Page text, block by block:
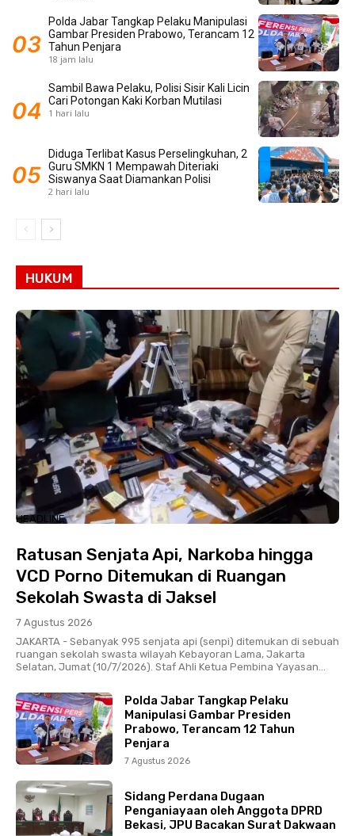
Polda Jabar Tangkap Pelaku Manipulasi
Gambar Presiden Prabowo, Terancam 12
Tahun Penjara
18 jam lalu
Sambil Bawa Pelaku, Polisi Sisir Kali Licin
Cari Potongan Kaki Korban Mutilasi
1 hari lalu
Diduga Terlibat Kasus Perselingkuhan, 2
Guru SMKN 1 Mempawah Diteriaki
Siswanya Saat Diamankan Polisi
2 hari lalu
HUKUM
HEADLINE
Ratusan Senjata Api, Narkoba hingga
VCD Porno Ditemukan di Ruangan
Sekolah Swasta di Jaksel
7 Agustus 2026
JAKARTA - Sebanyak 995 senjata api (senpi) ditemukan di sebuah
ruangan sekolah swasta wilayah Kebayoran Lama, Jakarta
Selatan, Jumat (10/7/2026). Staf Ahli Ketua Pembina Yayasan...
Polda Jabar Tangkap Pelaku
Manipulasi Gambar Presiden
Prabowo, Terancam 12 Tahun
Penjara
7 Agustus 2026
Sidang Perdana Dugaan
Penganiayaan oleh Anggota DPRD
Bekasi, JPU Bacakan Surat Dakwaan